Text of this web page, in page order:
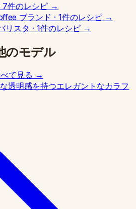
7件のレシピ →
ブランド · 1件のレシピ →
リスタ · 1件のレシピ →
のモデル
て見る →
透明感を持つエレガントなカラフ